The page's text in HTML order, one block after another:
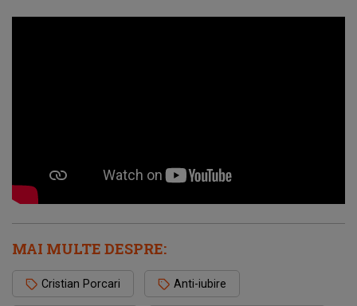
MAI MULTE DESPRE:
Cristian Porcari Anti-iubire